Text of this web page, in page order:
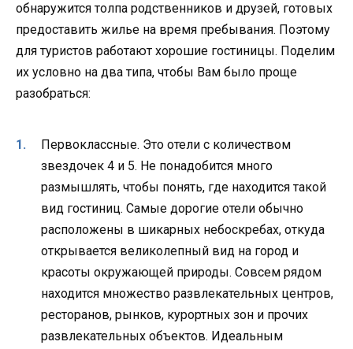
обнаружится толпа родственников и друзей, готовых
предоставить жилье на время пребывания. Поэтому
для туристов работают хорошие гостиницы. Поделим
их условно на два типа, чтобы Вам было проще
разобраться:
Первоклассные. Это отели с количеством
звездочек 4 и 5. Не понадобится много
размышлять, чтобы понять, где находится такой
вид гостиниц. Самые дорогие отели обычно
расположены в шикарных небоскребах, откуда
открывается великолепный вид на город и
красоты окружающей природы. Совсем рядом
находится множество развлекательных центров,
ресторанов, рынков, курортных зон и прочих
развлекательных объектов. Идеальным